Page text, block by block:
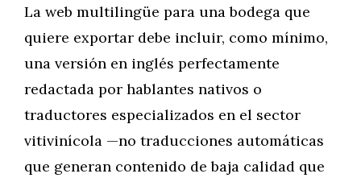
La web multilingüe para una bodega que
quiere exportar debe incluir, como mínimo,
una versión en inglés perfectamente
redactada por hablantes nativos o
traductores especializados en el sector
vitivinícola —no traducciones automáticas
que generan contenido de baja calidad que